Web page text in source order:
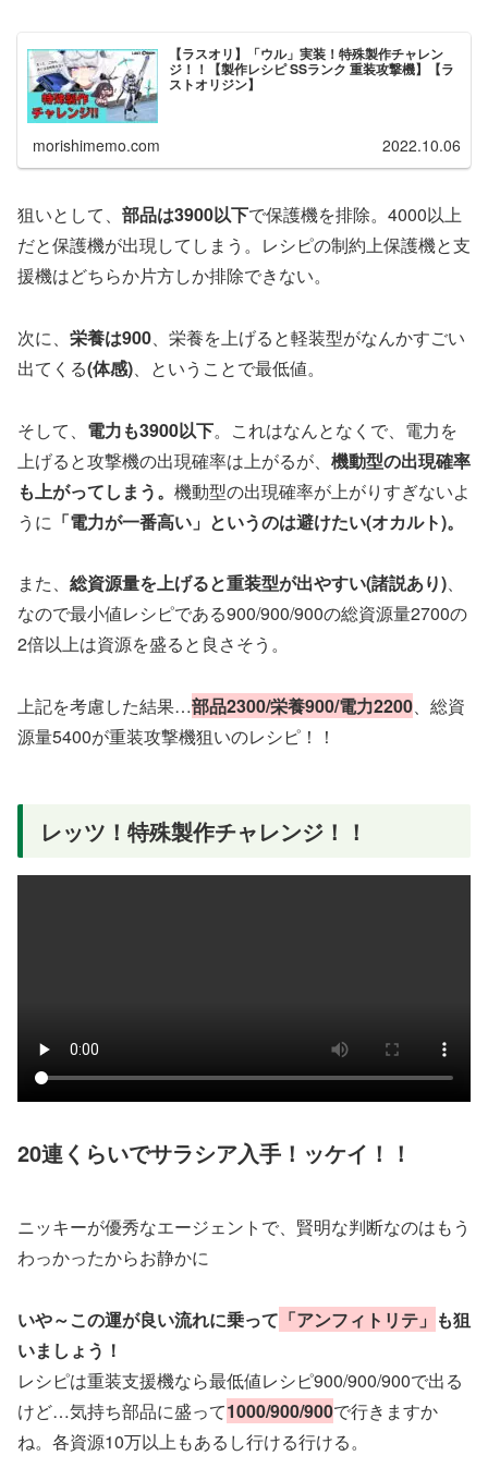
【ラスオリ】「ウル」実装！特殊製作チャレン
ジ！！【製作レシピ SSランク 重装攻撃機】【ラ
ストオリジン】
morishimemo.com 2022.10.06
狙いとして、 部品は3900以下で保護機を排除。4000以上
だと保護機が出現してしまう。レシピの制約上保護機と支
援機はどちらか片方しか排除できない。
次に、 栄養は900、栄養を上げると軽装型がなんかすごい
出てくる(体感)、ということで最低値。
そして、 電力も3900以下。これはなんとなくで、電力を
上げると攻撃機の出現確率は上がるが、 機動型の出現確率
も上がってしまう。 機動型の出現確率が上がりすぎないよ
うに 「電力が一番高い」というのは避けたい(オカルト)。
また、 総資源量を上げると重装型が出やすい(諸説あり)、
なので最小値レシピである900/900/900の総資源量2700の
2倍以上は資源を盛ると良さそう。
上記を考慮した結果…部品2300/栄養900/電力2200、総資
源量5400が重装攻撃機狙いのレシピ！！
レッツ！特殊製作チャレンジ！！
20連くらいでサラシア入手！ッケイ！！
ニッキーが優秀なエージェントで、賢明な判断なのはもう
わっかったからお静かに
いや～この運が良い流れに乗って 「アンフィトリテ」 も狙
いましょう！
レシピは重装支援機なら最低値レシピ900/900/900で出る
けど…気持ち部品に盛って1000/900/900で行きますか
ね。各資源10万以上もあるし行ける行ける。